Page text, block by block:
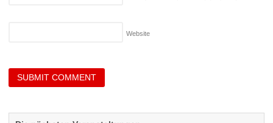
Website